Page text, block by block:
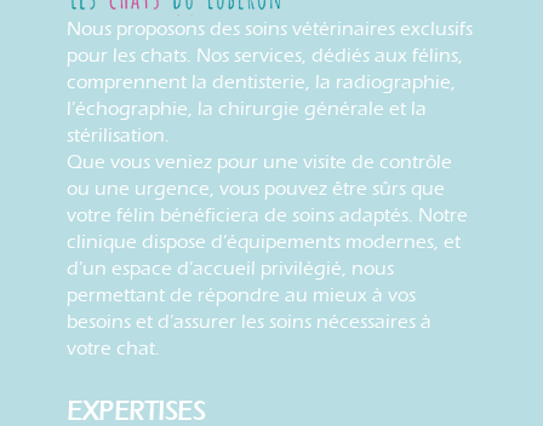
Nous proposons des soins vétérinaires exclusifs
pour les chats. Nos services, dédiés aux félins,
comprennent la dentisterie, la radiographie,
l’échographie, la chirurgie générale et la
stérilisation.
Que vous veniez pour une visite de contrôle
ou une urgence, vous pouvez être sûrs que
votre félin bénéficiera de soins adaptés. Notre
clinique dispose d’équipements modernes, et
d’un espace d’accueil privilégié, nous
permettant de répondre au mieux à vos
besoins et d’assurer les soins nécessaires à
votre chat.
EXPERTISES